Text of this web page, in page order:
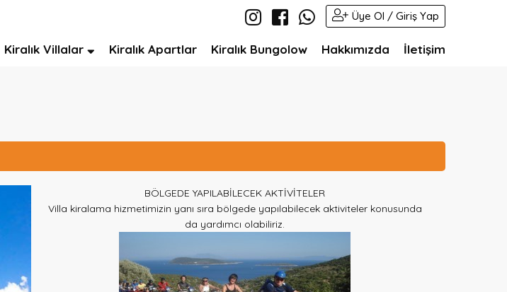
Üye Ol / Giriş Yap
Kiralık Villalar Kiralık Apartlar Kiralık Bungolow Hakkımızda İletişim
BÖLGEDE YAPILABİLECEK AKTİVİTELER
Villa kiralama hizmetimizin yanı sıra bölgede yapılabilecek aktiviteler konusunda
da yardımcı olabiliriz.